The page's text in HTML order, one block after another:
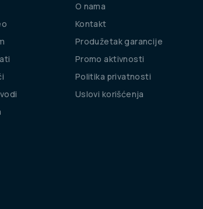
O nama
Kontakt
Produžetak garancije
Promo aktivnosti
Politika privatnosti
Uslovi korišćenja